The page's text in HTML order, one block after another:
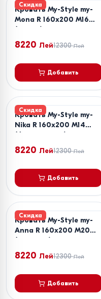
Скидка
Кровать My-Style my-
Mona R 160x200 M16
(Синий)
8220 Лей12300 Лей
Добавить
Скидка
Кровать My-Style my-
Nika R 160x200 M14
(Фиолетовый)
8220 Лей12300 Лей
Добавить
Скидка
Кровать My-Style my-
Anna R 160x200 M20
(Зеленый)
8220 Лей12300 Лей
Добавить